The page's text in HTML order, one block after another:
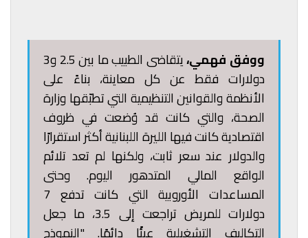
ووفق فهمي،
يتقاضى الطبيب ما بين 2.5 و3
دولارات فقط عن كل معاينة، بناءً على
الأنظمة والقوانين التنظيمية التي تطبّقها وزارة
الصحة، والتي كانت قد وُضعت في ظروف
اقتصادية كانت فيها الليرة اللبنانية أكثر استقرارًا
والدولار عند سعر ثابت، ولكنها لم تعد تلائم
الواقع المالي المتدهور اليوم. وحتى
المساعدات الأوروبية التي كانت تدفع 7
دولارات للمريض تراجعت إلى 3.5، ما جعل
التكاليف التشغيلية عبئًا دائمًا. "النموذج